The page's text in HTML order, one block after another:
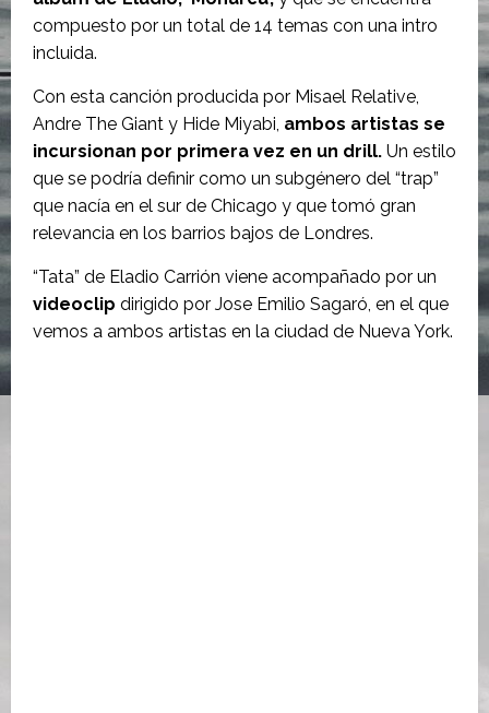
compuesto por un total de 14 temas con una intro
incluida.
Con esta canción producida por Misael Relative,
Andre The Giant y Hide Miyabi, ambos artistas se
incursionan por primera vez en un drill. Un estilo
que se podría definir como un subgénero del “trap”
que nacía en el sur de Chicago y que tomó gran
relevancia en los barrios bajos de Londres.
“Tata” de Eladio Carrión viene acompañado por un
videoclip dirigido por Jose Emilio Sagaró, en el que
vemos a ambos artistas en la ciudad de Nueva York.